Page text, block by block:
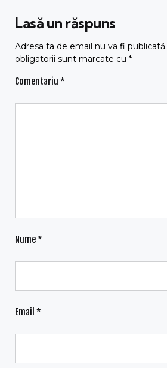
Lasă un răspuns
Adresa ta de email nu va fi publicată.
obligatorii sunt marcate cu *
Comentariu *
Nume*
Email *